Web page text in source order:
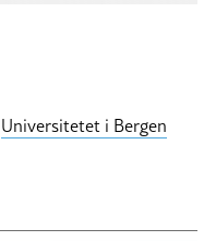
Universitetet i Bergen